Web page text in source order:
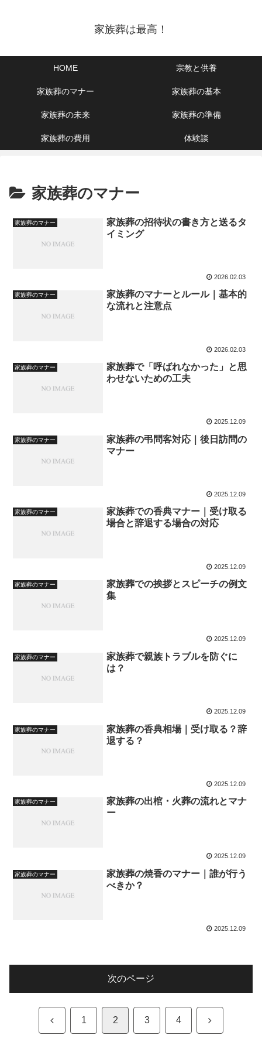
家族葬は最高！
HOME 宗教と供養
家族葬のマナー 家族葬の基本
家族葬の未来 家族葬の準備
家族葬の費用 体験談
家族葬のマナー
家族葬のマナー
家族葬の招待状の書き方と送るタ
イミング
2026.02.03
家族葬のマナー
家族葬のマナーとルール｜基本的
な流れと注意点
2026.02.03
家族葬のマナー
家族葬で「呼ばれなかった」と思
わせないための工夫
2025.12.09
家族葬のマナー
家族葬の弔問客対応｜後日訪問の
マナー
2025.12.09
家族葬のマナー
家族葬での香典マナー｜受け取る
場合と辞退する場合の対応
2025.12.09
家族葬のマナー
家族葬での挨拶とスピーチの例文
集
2025.12.09
家族葬のマナー
家族葬で親族トラブルを防ぐに
は？
2025.12.09
家族葬のマナー
家族葬の香典相場｜受け取る？辞
退する？
2025.12.09
家族葬のマナー
家族葬の出棺・火葬の流れとマナ
ー
2025.12.09
家族葬のマナー
家族葬の焼香のマナー｜誰が行う
べきか？
2025.12.09
次のページ
前 1 2 3 4 次